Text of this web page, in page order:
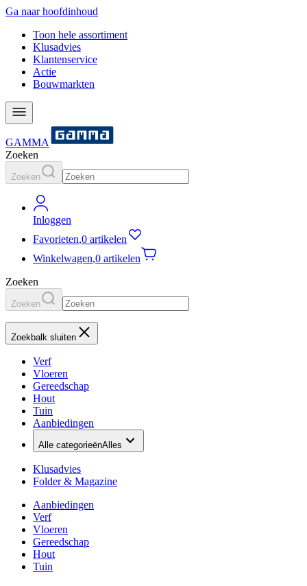
Ga naar hoofdinhoud
Toon hele assortiment
Klusadvies
Klantenservice
Actie
Bouwmarkten
GAMMA
Zoeken
Zoeken
Inloggen
Favorieten,0 artikelen
Winkelwagen,0 artikelen
Zoeken
Zoeken
Zoekbalk sluiten
Verf
Vloeren
Gereedschap
Hout
Tuin
Aanbiedingen
Alle categorieënAlles
Klusadvies
Folder & Magazine
Aanbiedingen
Verf
Vloeren
Gereedschap
Hout
Tuin